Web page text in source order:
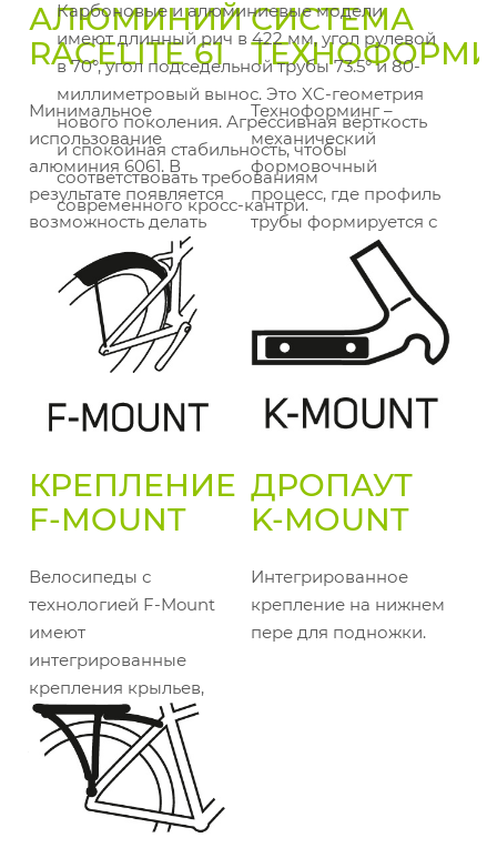
Карбоновые и алюминиевые модели
имеют длинный рич в 422 мм, угол рулевой
в 70°, угол подседельной трубы 73.5° и 80-
миллиметровый вынос. Это XC-геометрия
нового поколения. Агрессивная вёрткость
и спокойная стабильность, чтобы
соответствовать требованиям
современного кросс-кантри.
АЛЮМИНИЙ
RACELITE 61
Минимальное
использование
алюминия 6061. В
результате появляется
возможность делать
лёгкие и продвинутые
рамы.
СИСТЕМА
Техноформинг –
механический
формовочный
процесс, где профиль
трубы формируется с
помощью особой
пресс-формы в
металлическим
внутренним
КРЕПЛЕНИЕ
F-MOUNT
Велосипеды с
технологией F-Mount
имеют
интегрированные
крепления крыльев,
делающие их
установку быстрой,
простой и надёжной.
ДРОПАУТ
K-MOUNT
Интегрированное
крепление на нижнем
пере для подножки.